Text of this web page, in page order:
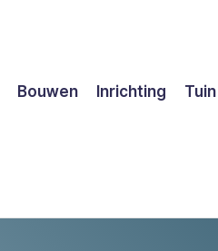
Bouwen Inrichting Tuin